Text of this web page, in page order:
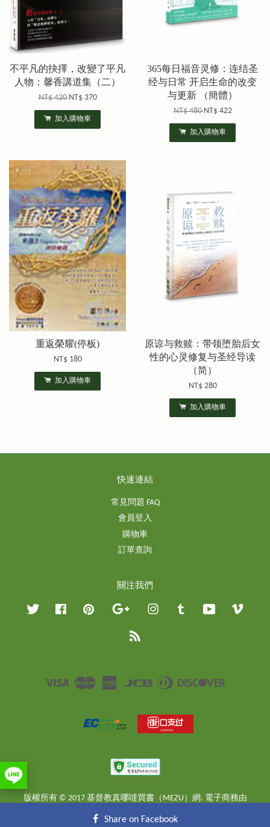
不平凡的抉擇，改變了平凡
人物：馨香講道集（二）
NT$ 420NT$ 370
加入購物車
365每日福音灵修：连结圣
经与日常 开启生命的改变
与更新 （簡體）
NT$ 480NT$ 422
加入購物車
重返榮耀(停板)
NT$ 180
加入購物車
原谅与救赎：带领堕胎后女
性的心灵修复与圣经导读
（简）
NT$ 280
加入購物車
快速連結
常見問題 FAQ
會員登入
購物車
訂單查詢
關注我們
Twitter Facebook Pinterest Google InstagramTumblr YouTube
Visa Master
American
JCB
Diners
版權所有 © 2017 基督教真哪噠買書（MEZU）網. 電子商務由
Share on Facebook